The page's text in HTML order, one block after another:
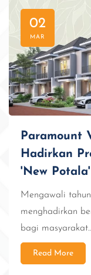
02
MAR
Paramount
Hadirkan
'New Potala'
Mengawali
menghadirkan
bagi
Read More